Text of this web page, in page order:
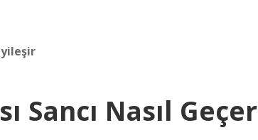
Sancı Nasıl Geçer